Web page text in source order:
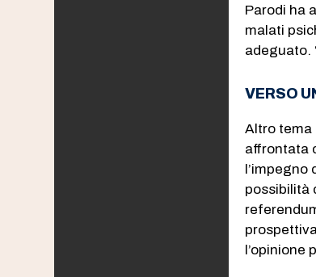
Parodi ha
malati
adeguato.
VERSO
Altro tema
affrontata
l’impegno
possibilità
l’opinione